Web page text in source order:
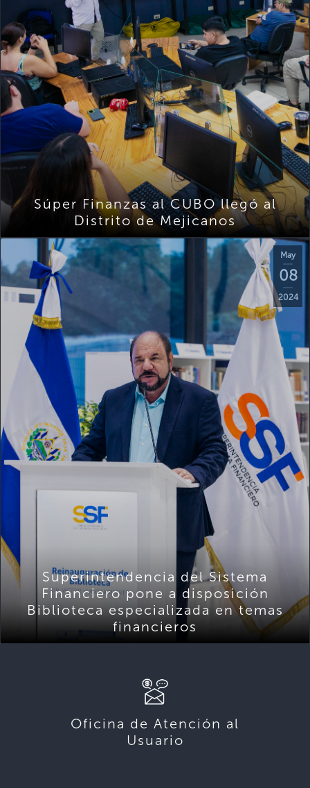
Súper Finanzas al CUBO llegó al
Distrito de Mejicanos
May
08
2024
Superintendencia del Sistema
Financiero pone a disposición
Biblioteca especializada en temas
financieros
Oficina de Atención al
Usuario